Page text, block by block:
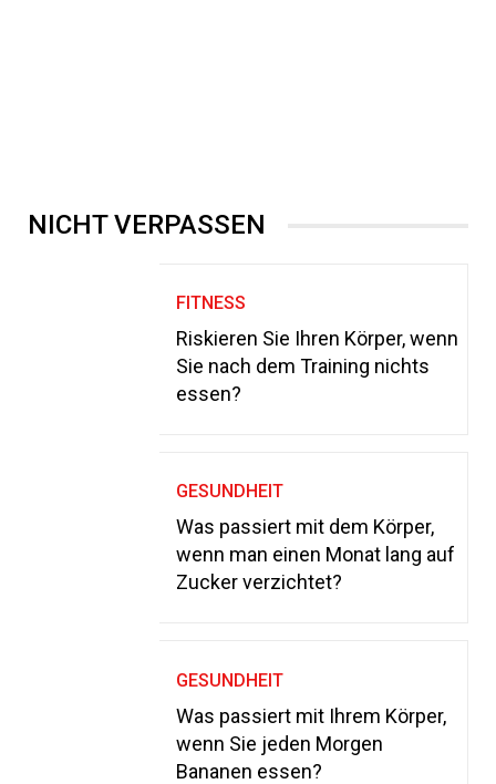
NICHT VERPASSEN
FITNESS
Riskieren Sie Ihren Körper, wenn
Sie nach dem Training nichts
essen?
GESUNDHEIT
Was passiert mit dem Körper,
wenn man einen Monat lang auf
Zucker verzichtet?
GESUNDHEIT
Was passiert mit Ihrem Körper,
wenn Sie jeden Morgen
Bananen essen?